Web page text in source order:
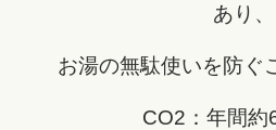
あり、
お湯の無駄使いを防ぐ
CO2：年間約